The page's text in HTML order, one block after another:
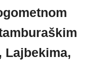
Lajbekima,